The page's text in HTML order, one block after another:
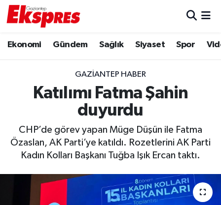
Ekonomi Gündem Sağlık Siyaset Spor
GAZIANTEP HABER
Katılımı Fatma Şahin
duyurdu
CHP’de görev yapan Müge Düşün ile Fatma
Özaslan, AK Parti’ye katıldı. Rozetlerini AK Parti
Kadın Kolları Başkanı Tuğba Işık Ercan taktı.
Ekonomi
Gaziantep son dakika
Gündem
Kültür Sanat
Trafik Durumu
Puan Durumu ve Fikstür
Tüm Manşetler
Son Dakika Haberleri